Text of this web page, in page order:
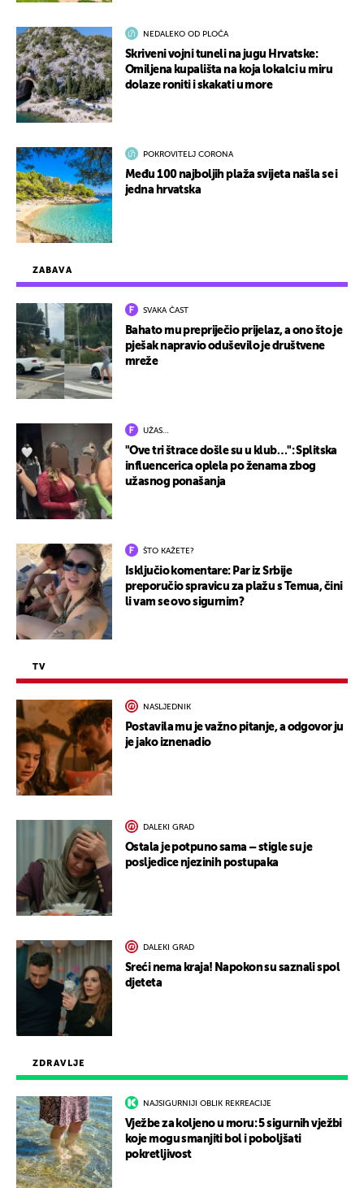
ZDRAVLJE
NAJSIGURNIJI OBLIK REKREACIJE
Vježbe za koljeno u moru: 5 sigurnih vježbi
koje mogu smanjiti bol i poboljšati
pokretljivost
ZABAVA
SVAKA ČAST
Bahato mu prepriječio prijelaz, a ono što je
pješak napravio oduševilo je društvene
mreže
UŽAS…
"Ove tri štrace došle su u klub…": Splitska
influencerica oplela po ženama zbog
užasnog ponašanja
ŠTO KAŽETE?
Isključio komentare: Par iz Srbije
preporučio spravicu za plažu s Temua, čini
li vam se ovo sigurnim?
TV
NASLJEDNIK
Postavila mu je važno pitanje, a odgovor ju
je jako iznenadio
DALEKI GRAD
Ostala je potpuno sama – stigle su je
posljedice njezinih postupaka
DALEKI GRAD
Sreći nema kraja! Napokon su saznali spol
djeteta
NEDALEKO OD PLOČA
Skriveni vojni tuneli na jugu Hrvatske:
Omiljena kupališta na koja lokalci u miru
dolaze roniti i skakati u more
POKROVITELJ CORONA
Među 100 najboljih plaža svijeta našla se i
jedna hrvatska